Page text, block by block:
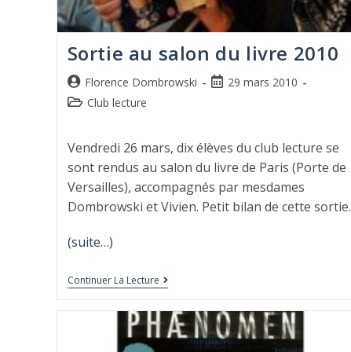
Sortie au salon du livre 2010
Florence Dombrowski
29 mars 2010
Club lecture
Vendredi 26 mars, dix élèves du club lecture se
sont rendus au salon du livre de Paris (Porte de
Versailles), accompagnés par mesdames
Dombrowski et Vivien. Petit bilan de cette sortie.
(suite…)
Continuer La Lecture